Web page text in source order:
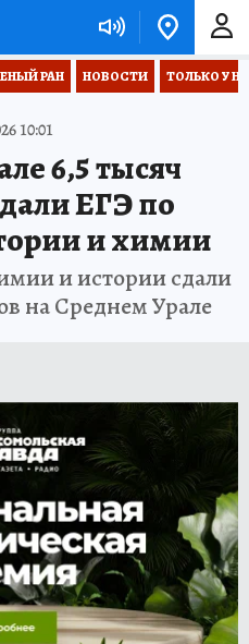
РАН НОВОСТИ ТОЛЬКО У
10:01
6,5 тысяч
ЕГЭ по
и химии
и истории сдали
на Среднем Урале